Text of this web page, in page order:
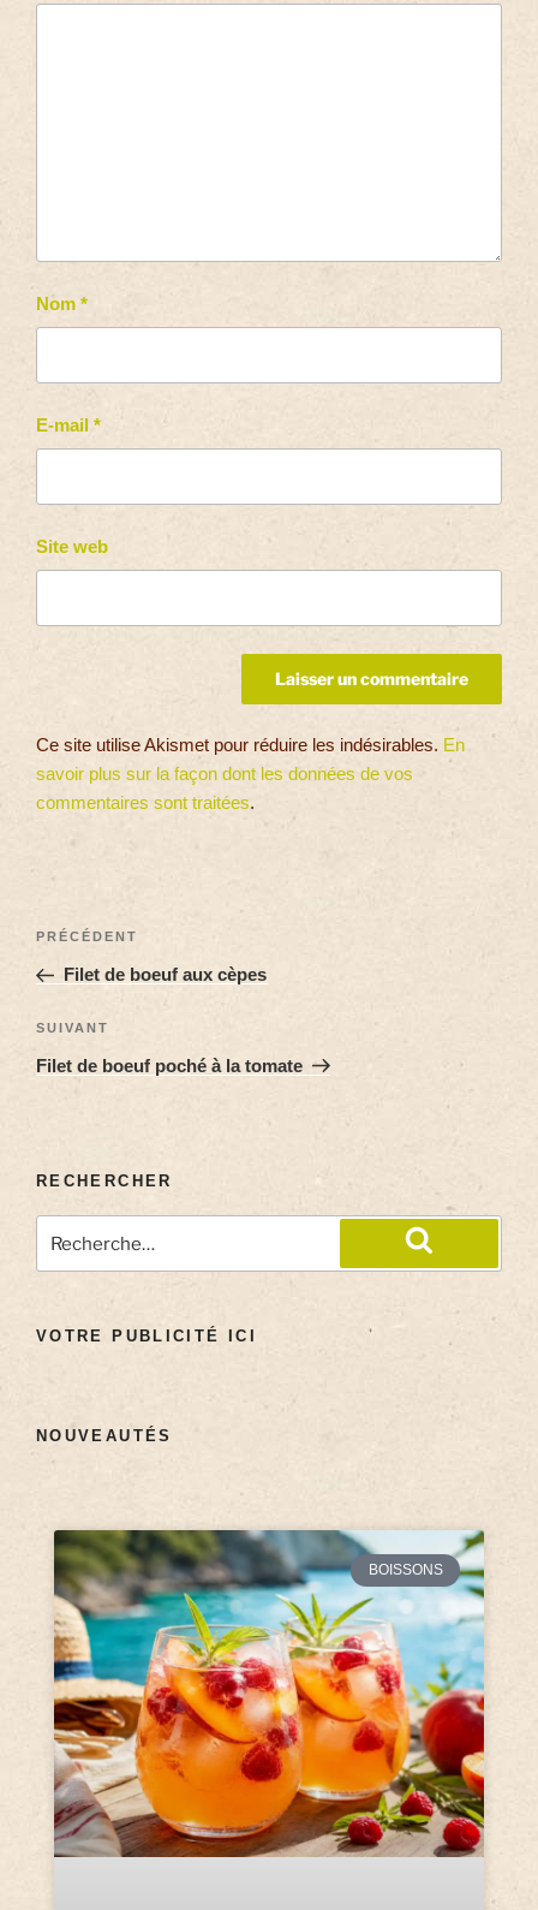
Nom *
E-mail *
Site web
Ce site utilise Akismet pour réduire les indésirables. En
savoir plus sur la façon dont les données de vos
commentaires sont traitées.
PRÉCÉDENT
Filet de boeuf aux cèpes
SUIVANT
Filet de boeuf poché à la tomate
RECHERCHER
VOTRE PUBLICITÉ ICI
NOUVEAUTÉS
BOISSONS